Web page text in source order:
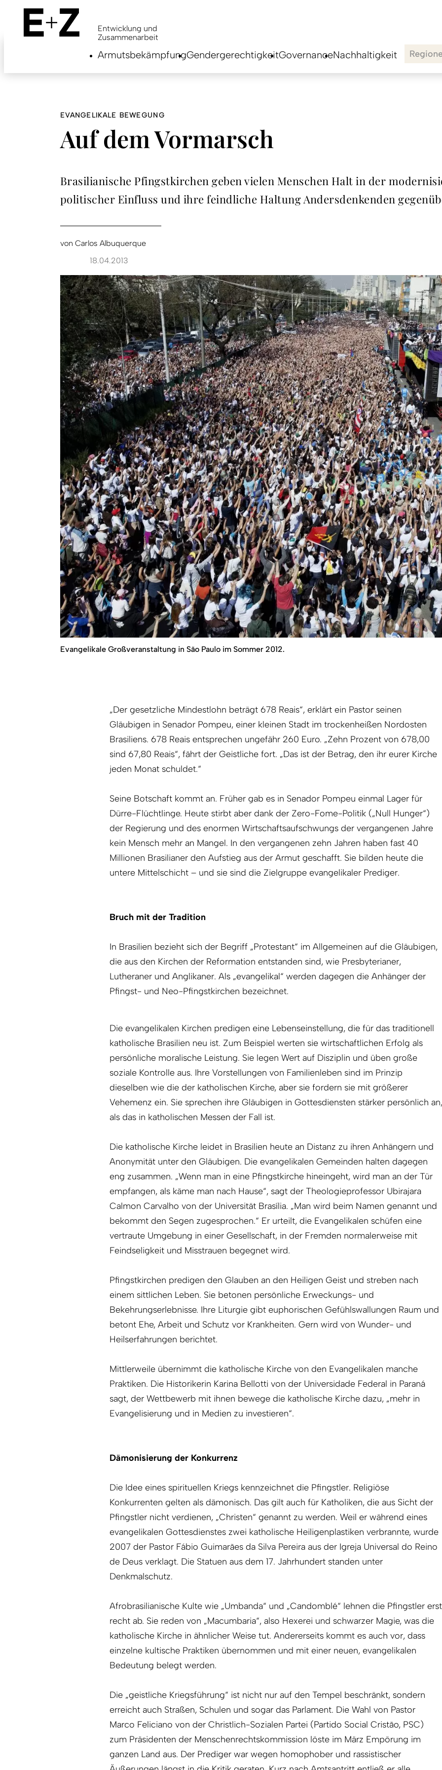
content
Entwicklung und
Zusammenarbeit
ArmutsbekämpfungGendergerechtigkeitGovernanceNachhaltigkeit
EVANGELIKALE BEWEGUNG
Auf dem Vormarsch
Brasilianische Pfingstkirchen geben vielen Menschen Halt in der
politischer Einfluss und ihre feindliche Haltung Andersdenkenden
von Carlos Albuquerque
18.04.2013
Evangelikale Groß­veranstaltung in São Paulo im Sommer 2012.
„Der gesetzliche Mindestlohn beträgt 678 Reais“, erklärt ein Pastor seinen
Gläubigen in Senador Pompeu, einer kleinen Stadt im trockenheißen Nord­osten
Brasiliens. 678 Reais entsprechen ungefähr 260 Euro. „Zehn Prozent von 678,00
sind 67,80 Reais“, fährt der Geistliche fort. „Das ist der Betrag, den ihr eurer Kirche
jeden Monat schuldet.“
Seine Botschaft kommt an. Früher gab es in Se­nador Pompeu einmal Lager für
Dürre-Flüchtlinge. Heute stirbt aber dank der Zero-Fome-Politik („Null Hunger“)
der Regierung und des enormen Wirtschaftsaufschwungs der vergangenen Jahre
kein Mensch mehr an Mangel. In den vergangenen zehn Jahren haben fast 40
Millionen Brasilianer den Aufstieg aus der Armut geschafft. Sie bilden heute die
untere Mittelschicht – und sie sind die Zielgruppe evangelikaler Prediger.
Bruch mit der Tradition
In Brasilien bezieht sich der Begriff „Protestant“ im Allgemeinen auf die Gläubigen,
die aus den Kirchen der Reformation entstanden sind, wie Presbyterianer,
Lutheraner und Anglikaner. Als „evangelikal“ werden dagegen die Anhänger der
Pfingst- und Neo-Pfingstkirchen bezeichnet.
Die evangelikalen Kirchen predigen eine Lebenseinstellung, die für das traditionell
katholische Brasi­lien neu ist. Zum Beispiel werten sie wirtschaftlichen Erfolg als
persönliche moralische Leistung. Sie legen Wert auf Disziplin und üben große
soziale Kontrolle aus. Ihre Vorstellungen von Familienleben sind im Prinzip
dieselben wie die der katholischen Kirche, aber sie fordern sie mit größerer
Vehemenz ein. Sie sprechen ihre Gläubigen in Gottesdiensten stärker persönlich an,
als das in katholischen Messen der Fall ist.
Die katholische Kirche leidet in Brasilien heute an Distanz zu ihren Anhängern und
Anonymität unter den Gläubigen. Die evangelikalen Gemeinden halten dagegen
eng zusammen. „Wenn man in eine Pfingstkirche hineingeht, wird man an der Tür
empfangen, als käme man nach Hause“, sagt der Theologieprofessor Ubirajara
Calmon Carvalho von der Universität Brasília. „Man wird beim Namen genannt und
bekommt den Segen zugesprochen.“ Er urteilt, die Evangelikalen schüfen eine
vertraute Umgebung in einer Gesellschaft, in der Fremden normalerweise mit
Feindseligkeit und Misstrauen begegnet wird.
Pfingstkirchen predigen den Glauben an den Heiligen Geist und streben nach
einem sittlichen Leben. Sie betonen persönliche Erweckungs- und
Bekehrungserlebnisse. Ihre Liturgie gibt euphorischen Gefühlswallungen Raum und
betont Ehe, Arbeit und Schutz vor Krankheiten. Gern wird von Wunder- und
Heilserfahrungen berichtet.
Mittlerweile übernimmt die katholische Kirche von den Evangelikalen manche
Praktiken. Die Historikerin Karina Bellotti von der Universidade Federal in Paraná
sagt, der Wettbewerb mit ihnen bewege die katholische Kirche dazu, „mehr in
Evangelisierung und in Medien zu investieren“.
Dämonisierung der Konkurrenz
Die Idee eines spirituellen Kriegs kennzeichnet die Pfingstler. Religiöse
Konkurrenten gelten als dämonisch. Das gilt auch für Katholiken, die aus Sicht der
Pfingstler nicht verdienen, „Christen“ genannt zu werden. Weil er während eines
evangelikalen Gottesdienstes zwei katholische Heiligenplastiken verbrannte, wurde
2007 der Pastor Fábio Guimarães da Silva Pereira aus der Igreja Universal do Reino
de Deus verklagt. Die Statuen aus dem 17. Jahrhundert standen unter
Denkmalschutz.
Afrobrasilianische Kulte wie „Umbanda“ und „Candomblé“ lehnen die Pfingstler erst
recht ab. Sie reden von „Macumbaria“, also Hexerei und schwarzer Magie, was die
katholische Kirche in ähnlicher Weise tut. Andererseits kommt es auch vor, dass
einzelne kultische Praktiken übernommen und mit einer neuen, evangelikalen
Bedeutung belegt werden.
Die „geistliche Kriegsführung“ ist nicht nur auf den Tempel beschränkt, sondern
erreicht auch Straßen, Schulen und sogar das Parlament. Die Wahl von Pastor
Marco Feliciano von der Christlich-Sozialen Partei (Partido Social Cristão, PSC)
zum Präsidenten der Menschenrechtskommission löste im März Empörung im
ganzen Land aus. Der Prediger war wegen homophober und rassistischer